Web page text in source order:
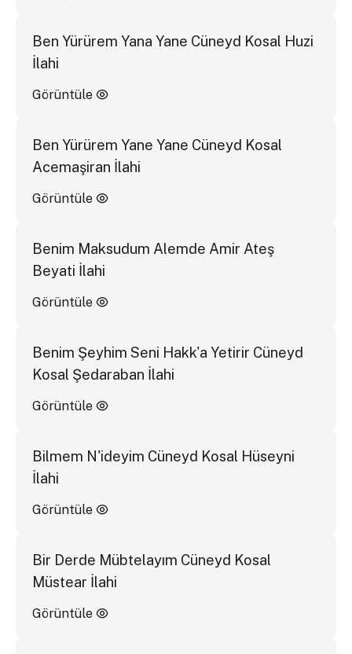
Ben Yürürem Yana Yane Cüneyd Kosal Huzi
İlahi
Görüntüle
Ben Yürürem Yane Yane Cüneyd Kosal
Acemaşiran İlahi
Görüntüle
Benim Maksudum Alemde Amir Ateş
Beyati İlahi
Görüntüle
Benim Şeyhim Seni Hakk'a Yetirir Cüneyd
Kosal Şedaraban İlahi
Görüntüle
Bilmem N'ideyim Cüneyd Kosal Hüseyni
İlahi
Görüntüle
Bir Derde Mübtelayım Cüneyd Kosal
Müstear İlahi
Görüntüle